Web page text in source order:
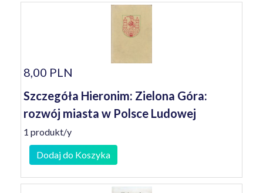
8,00 PLN
Szczegóła Hieronim: Zielona Góra:
rozwój miasta w Polsce Ludowej
1 produkt/y
Dodaj do Koszyka